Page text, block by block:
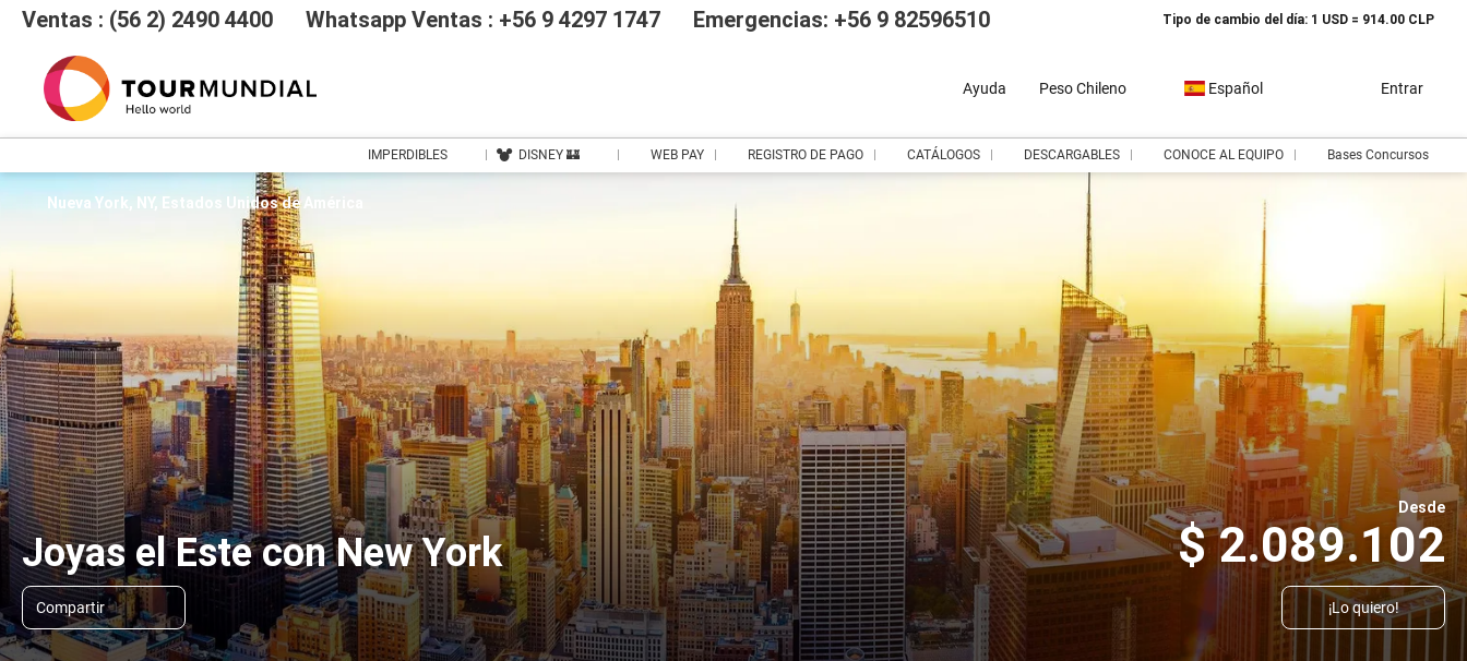
Ventas : (56 2) 2490 4400 Whatsapp Ventas : +56 9 4297 1747 Emergencias: +56 9 82596510 Tipo de cambio del día: 1 USD = 914.00 CLP
Ayuda Peso Chileno Español Entrar
IMPERDIBLES DISNEY 🏰 WEB PAY REGISTRO DE PAGO CATÁLOGOS DESCARGABLES CONOCE AL EQUIPO Bases Concursos
Joyas el Este con New York
Desde
$ 2.089.102
Compartir ¡Lo quiero!
Nueva York, NY, Estados Unidos de América